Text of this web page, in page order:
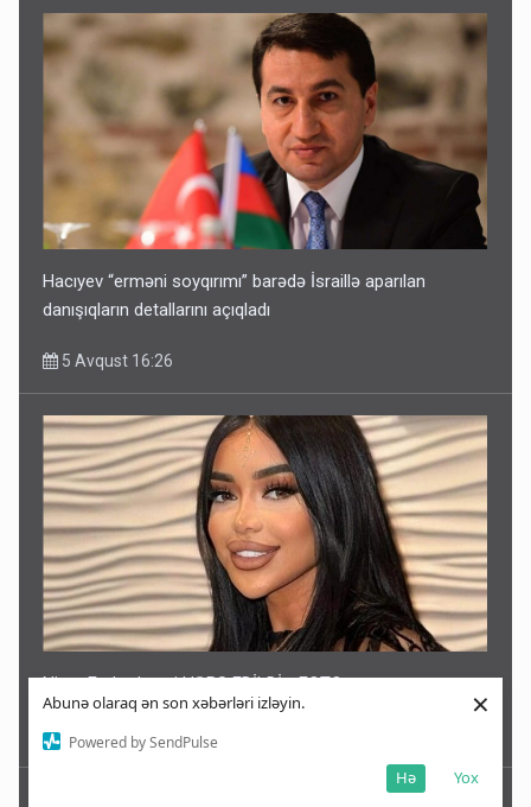
Abunə olaraq ən son xəbərləri izləyin.
Powered by SendPulse
Yox
Hə
×
Hacıyev “erməni soyqırımı” barədə İsraillə aparılan
danışıqların detallarını açıqladı
5 Avqust 16:26
Nigar Fərhadın əri HƏBS EDİLDİ - FOTO
5 Avqust 16:23